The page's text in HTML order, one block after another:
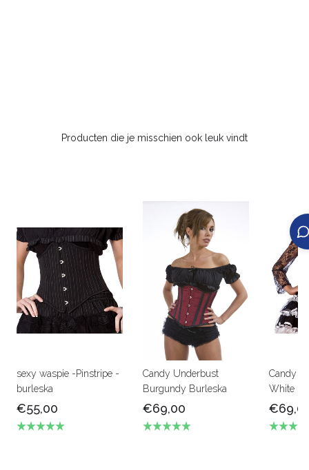
Producten die je misschien ook leuk vindt
sexy waspie -Pinstripe -
burleska
€55,00
Candy Underbust
Burgundy Burleska
€69,00
Candy -
White